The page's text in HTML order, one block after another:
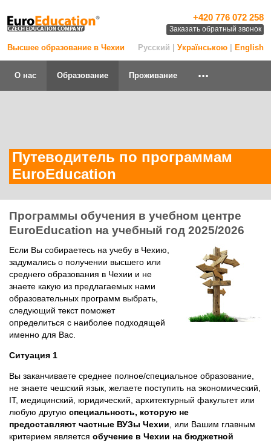
Высшее образование в Чехии
+420 776 072 258
Заказать обратный звонок
Русский | Українською English
О нас Образование Проживание ...
Путеводитель по программам
EuroEducation
Программы обучения в учебном центре
EuroEducation на учебный год 2025/2026
Если Вы собираетесь на учебу в Чехию,
задумались о получении высшего или
среднего образования в Чехии и не
знаете какую из предлагаемых нами
образовательных программ выбрать,
следующий текст поможет
определиться с наиболее подходящей
именно для Вас.
Ситуация 1
Вы заканчиваете среднее полное/специальное образование,
не знаете чешский язык, желаете поступить на экономический,
IT, медицинский, юридический, архитектурный факультет или
любую другую специальность, которую не
предоставляют частные ВУЗы Чехии , или Вашим главным
критерием является обучение в Чехии на бюджетной